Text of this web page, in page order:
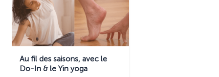
Au fil des saisons, avec le
Do-In & le Yin yoga